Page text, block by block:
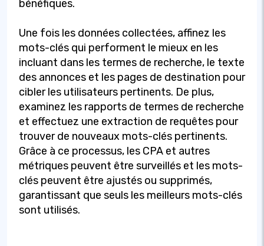
bénéfiques.
Une fois les données collectées, affinez les
mots-clés qui performent le mieux en les
incluant dans les termes de recherche, le texte
des annonces et les pages de destination pour
cibler les utilisateurs pertinents. De plus,
examinez les rapports de termes de recherche
et effectuez une extraction de requêtes pour
trouver de nouveaux mots-clés pertinents.
Grâce à ce processus, les CPA et autres
métriques peuvent être surveillés et les mots-
clés peuvent être ajustés ou supprimés,
garantissant que seuls les meilleurs mots-clés
sont utilisés.